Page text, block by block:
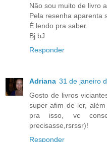
Não sou muito de livro
Pela resenha aparenta
É lendo pra saber.
Bj bJ
Responder
Adriana 31 de janeiro
Gosto de livros
super afim de ler,
pra isso, vc
precisasse,rsrssr)!
Responder